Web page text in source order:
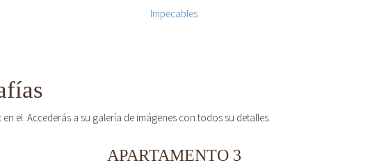
Impecables
el. Accederás a su galería de imágenes con todos su detalles.
APARTAMENTO 3